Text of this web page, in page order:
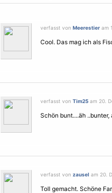
verfasst von Meerestier am
Cool. Das mag ich als
verfasst von Tim25 am 20.
Schön bunt....äh
verfasst von zausel am 20.
Toll gemacht. Schöne